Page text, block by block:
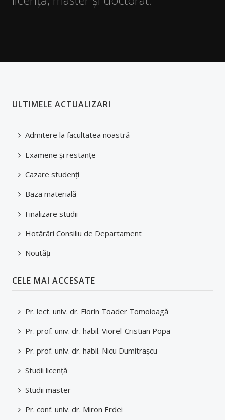
Examene şi restanţe
Burse
Mobilități studenți
Tutori/Îndrumători de an/Coordonatori
Structură an universitar
Taxe și modalități de plată
Asociații studențești și voluntariat
Alumni
Programul Euro 200
Practică
Facilități studenți
ULTIMELE ACTUALIZARI
Admitere la facultatea noastră
Examene şi restanţe
Cazare studenți
Baza materială
Finalizare studii
Hotărâri Consiliu de Departament
Noutăți
CELE MAI ACCESATE
Pr. lect. univ. dr. Florin Toader Tomoioagă
Pr. prof. univ. dr. habil. Viorel-Cristian Popa
Pr. prof. univ. dr. habil. Nicu Dumitraşcu
Studii licenţă
Studii master
Pr. conf. univ. dr. Miron Erdei